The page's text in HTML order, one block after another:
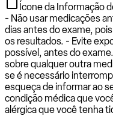
Ícone da Informação
- Não usar medicações
dias antes do exame,
os resultados. - Evite
possível, antes do
sobre qualquer outra
se é necessário
esqueça de informar ao
condição médica que
alérgica que você tenha